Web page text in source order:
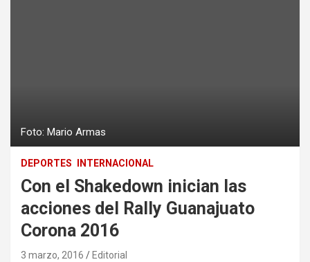
Foto: Mario Armas
DEPORTES INTERNACIONAL
Con el Shakedown inician las
acciones del Rally Guanajuato
Corona 2016
3 marzo, 2016 Editorial